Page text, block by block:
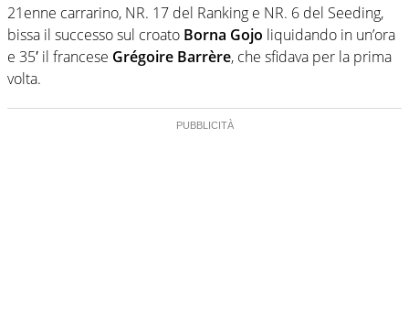
21enne carrarino, NR. 17 del Ranking e NR. 6 del Seeding,
bissa il successo sul croato Borna Gojo liquidando in un’ora
e 35′ il francese Grégoire Barrère, che sfidava per la prima
volta.